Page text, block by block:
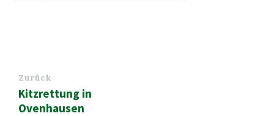
Zurück
Kitzrettung in
Ovenhausen